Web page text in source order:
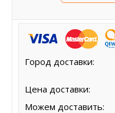
Город доставки:
Цена доставки:
Можем доставить: